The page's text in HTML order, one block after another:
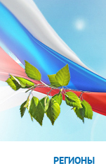
РЕГИОНЫ